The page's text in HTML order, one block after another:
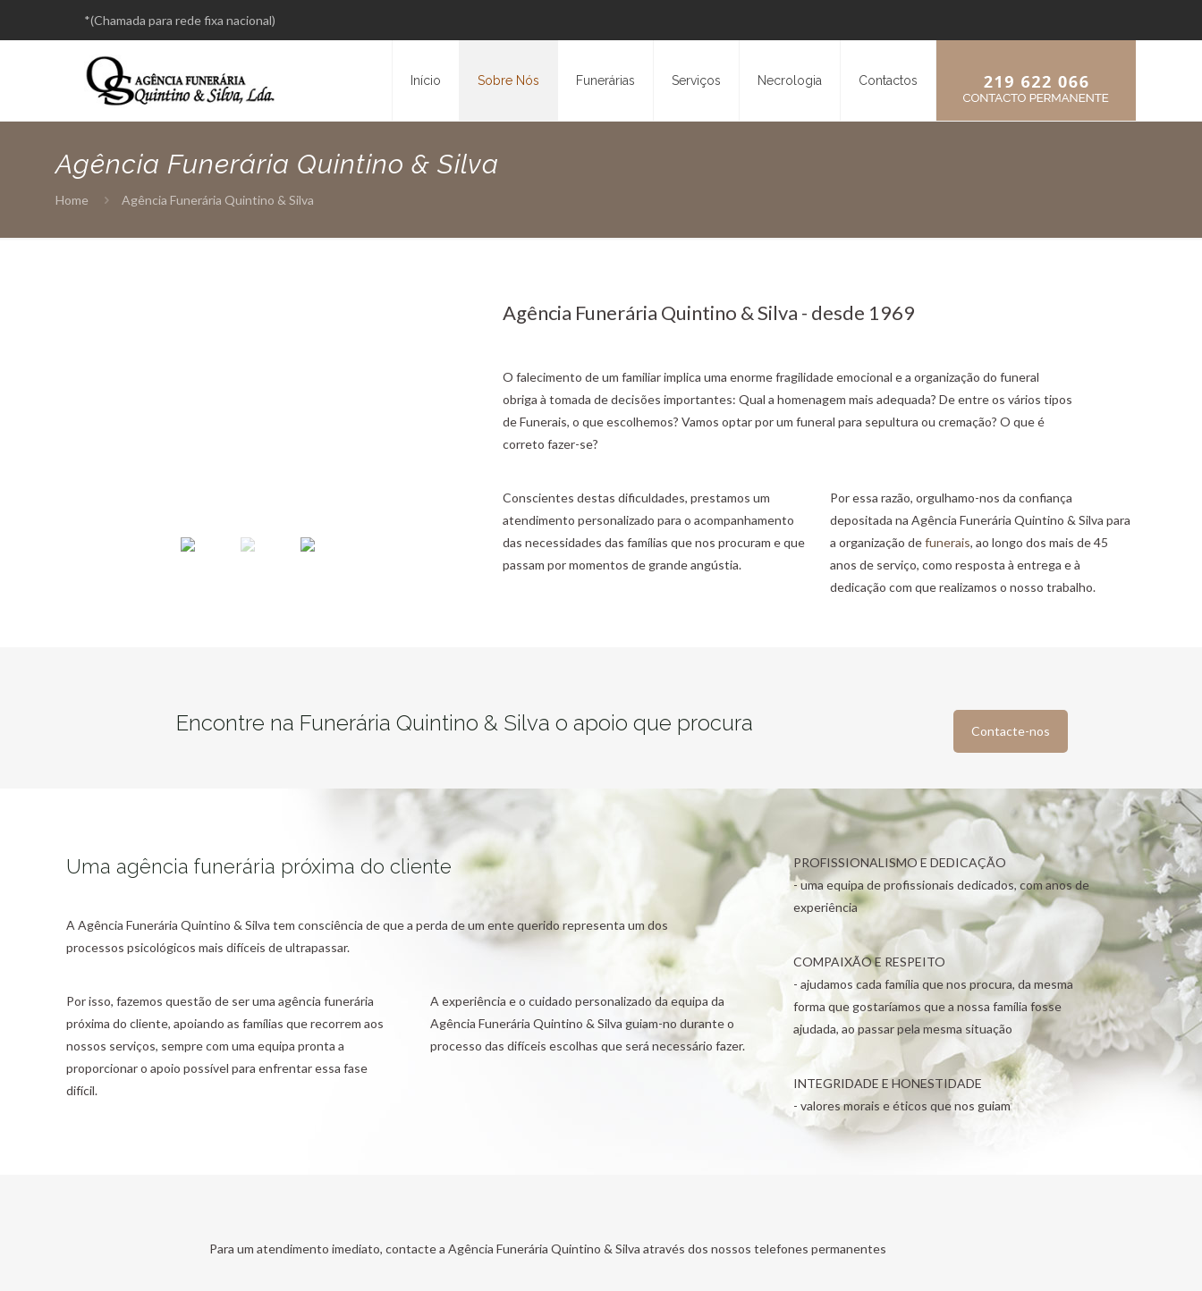
*(Chamada para rede fixa nacional)
Início Sobre Nós Funerárias Serviços Necrologia Contactos
Agência Funerária Quintino & Silva
Home Agência Funerária Quintino & Silva
Agência Funerária Quintino & Silva - desde 1969
O falecimento de um familiar implica uma enorme fragilidade emocional e a organização do funeral
obriga à tomada de decisões importantes: Qual a homenagem mais adequada? De entre os vários tipos
de Funerais, o que escolhemos? Vamos optar por um funeral para sepultura ou cremação? O que é
correto fazer-se?
Conscientes destas dificuldades, prestamos um
atendimento personalizado para o acompanhamento
das necessidades das famílias que nos procuram e que
passam por momentos de grande angústia.
Por essa razão, orgulhamo-nos da confiança
depositada na Agência Funerária Quintino & Silva para
a organização defunerais, ao longo dos mais de 45
anos de serviço, como resposta à entrega e à
dedicação com que realizamos o nosso trabalho.
Encontre na Funerária Quintino & Silva o apoio que procura Contacte-nos
Uma agência funerária próxima do cliente
A Agência Funerária Quintino & Silva tem consciência de que a perda de um ente querido representa um dos
processos psicológicos mais difíceis de ultrapassar.
Por isso, fazemos questão de ser uma agência funerária
próxima do cliente, apoiando as famílias que recorrem aos
nossos serviços, sempre com uma equipa pronta a
proporcionar o apoio possível para enfrentar essa fase
difícil.
A experiência e o cuidado personalizado da equipa da
Agência Funerária Quintino & Silva guiam-no durante o
processo das difíceis escolhas que será necessário fazer.
PROFISSIONALISMO E DEDICAÇÃO
- uma equipa de profissionais dedicados, com anos de
experiência
COMPAIXÃO E RESPEITO
- ajudamos cada família que nos procura, da mesma
forma que gostaríamos que a nossa família fosse
ajudada, ao passar pela mesma situação
INTEGRIDADE E HONESTIDADE
- valores morais e éticos que nos guiam
Para um atendimento imediato, contacte a Agência Funerária Quintino & Silva através dos nossos telefones permanentes